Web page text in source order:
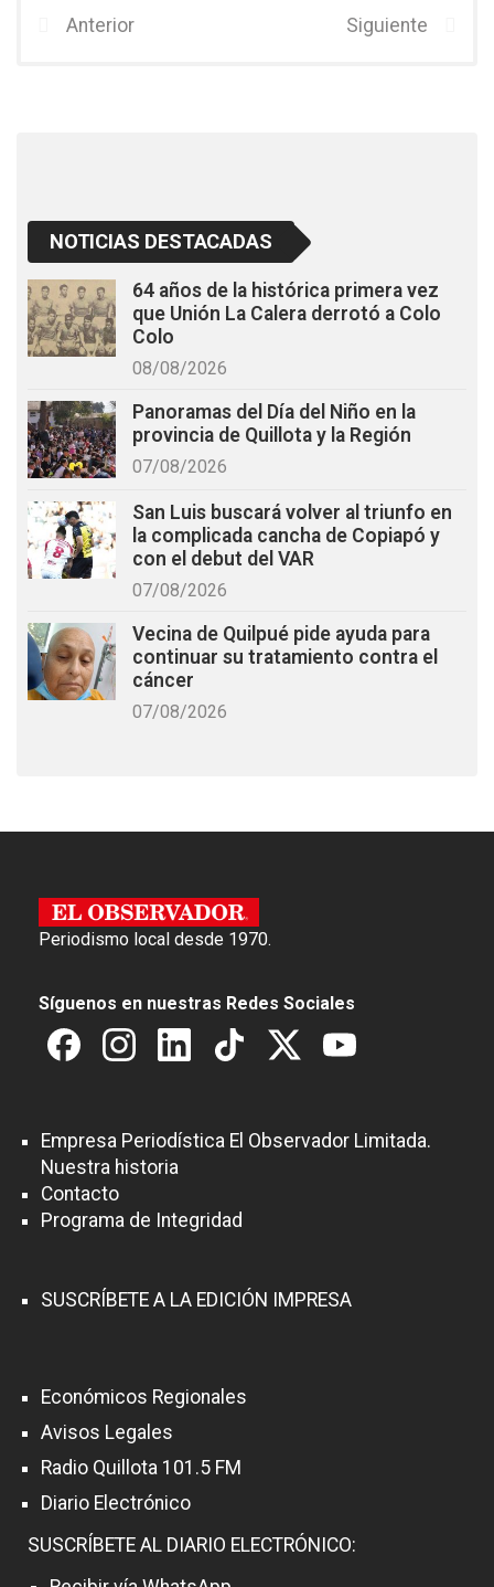
b
er
Anterior Siguiente
NOTICIAS DESTACADAS
64 años de la histórica primera vez
que Unión La Calera derrotó a Colo
Colo
08/08/2026
Panoramas del Día del Niño en la
provincia de Quillota y la Región
07/08/2026
San Luis buscará volver al triunfo en
la complicada cancha de Copiapó y
con el debut del VAR
07/08/2026
Vecina de Quilpué pide ayuda para
continuar su tratamiento contra el
cáncer
07/08/2026
Periodismo local desde 1970.
Síguenos en nuestras Redes Sociales
Empresa Periodística El Observador Limitada.
Nuestra historia
Contacto
Programa de Integridad
SUSCRÍBETE A LA EDICIÓN IMPRESA
Económicos Regionales
Avisos Legales
Radio Quillota 101.5 FM
Diario Electrónico
SUSCRÍBETE AL DIARIO ELECTRÓNICO: